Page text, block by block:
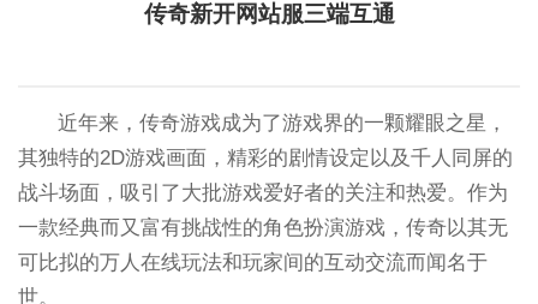
传奇新开网站服三端互通
近年来，传奇游戏成为了游戏界的一颗耀眼之星，
其独特的2D游戏画面，精彩的剧情设定以及千人同屏的
战斗场面，吸引了大批游戏爱好者的关注和热爱。作为
一款经典而又富有挑战性的角色扮演游戏，传奇以其无
可比拟的万人在线玩法和玩家间的互动交流而闻名于
世。